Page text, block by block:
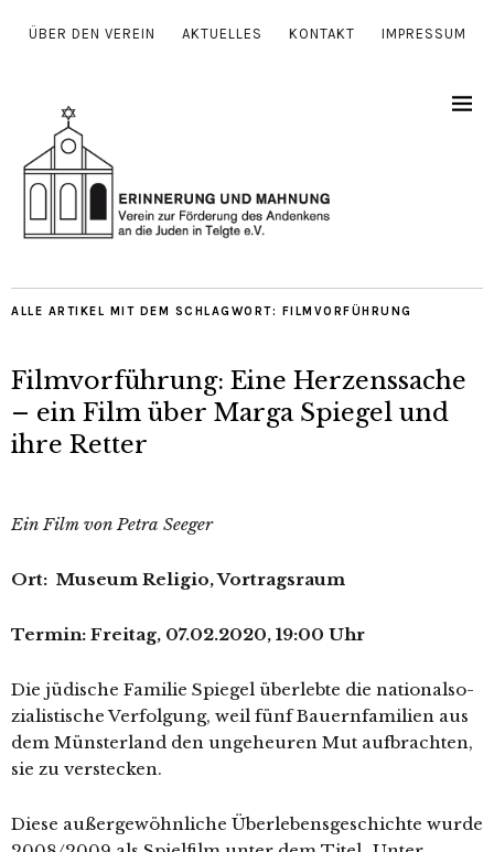
ÜBER DEN VEREIN AKTUELLES KONTAKT IMPRESSUM
ALLE ARTIKEL MIT DEM SCHLAGWORT: FILMVORFÜHRUNG
Filmvorführung: Eine Herzenssache
– ein Film über Marga Spiegel und
ihre Retter
Ein Film von Petra Seeger
Ort: Museum Religio, Vortragsraum
Termin: Freitag, 07.02.2020, 19:00 Uhr
Die jüdi­sche Familie Spiegel über­leb­te die natio­nal­so­
zia­lis­ti­sche Verfolgung, weil fünf Bauernfamilien aus
dem Münsterland den unge­heu­ren Mut auf­brach­ten,
sie zu verstecken.
Diese außer­ge­wöhn­li­che Überlebensgeschichte wur­de